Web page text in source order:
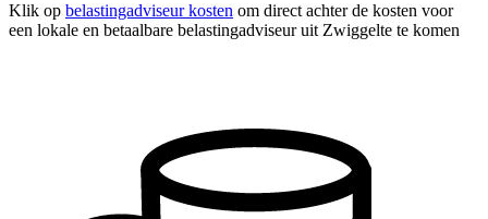
Klik op belastingadviseur kosten om direct achter de kosten voor
een lokale en betaalbare belastingadviseur uit Zwiggelte te komen